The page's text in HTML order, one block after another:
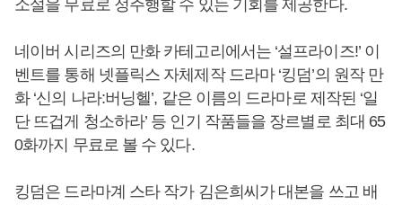
소설을 무료로 정주행할 수 있는 기회를 제공한다.
네이버 시리즈의 만화 카테고리에서는 ‘설프라이즈!’ 이
벤트를 통해 넷플릭스 자체제작 드라마 ‘킹덤’의 원작 만
화 ‘신의 나라:버닝헬’, 같은 이름의 드라마로 제작된 ‘일
단 뜨겁게 청소하라’ 등 인기 작품들을 장르별로 최대 65
0화까지 무료로 볼 수 있다.
킹덤은 드라마계 스타 작가 김은희씨가 대본을 쓰고 배